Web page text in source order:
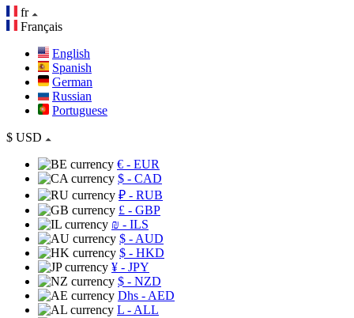
fr
Français
English
Spanish
German
Russian
Portuguese
$ USD
€ - EUR
$ - CAD
₽ - RUB
£ - GBP
₪ - ILS
$ - AUD
$ - HKD
¥ - JPY
$ - NZD
Dhs - AED
L - ALL